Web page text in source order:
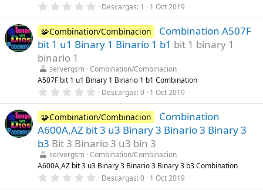
a
(
s
)
0
0
0
e
s
e
l
a
(
s
)
Descargas 1 1 Oct 2019
🧩Combination/Combinacion
Combination A507F
bit 1 u1 Binary 1 Binario 1 b1 bit 1 binary 1
binario 1
servergsm Combination/Combinacion
A507F bit 1 u1 Binary 1 Binario 1 b1 Combination
0
0
0
e
s
t
r
e
l
a
Descargas 0 1 Oct 2019
🧩Combination/Combinacion
Combination
A600A,AZ bit 3 u3 Binary 3 Binario 3 Binary 3
b3 Bit 3 Binario 3 u3 bin 3
servergsm Combination/Combinacion
A600A,AZ bit 3 u3 Binary 3 Binario 3 Binary 3 b3 Combination
0 Descargas 0 1 Oct 2019